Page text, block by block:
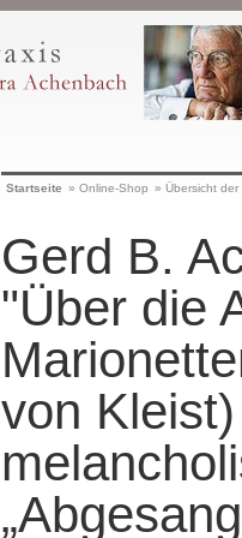
Startseite » Online-Shop » Übersicht
Gerd B.
"Über die
von